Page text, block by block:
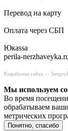
Перевод на карту
Оплата через СБП
Юкаssа
perila-
Разработка сайта —
Мы используем
Во время
обрабатываем
метрических
Понятно, спасибо